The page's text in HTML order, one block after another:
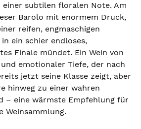
subtilen floralen Note. Am
Barolo mit enormem Druck,
reifen, engmaschigen
ein schier endloses,
Finale mündet. Ein Wein von
emotionaler Tiefe, der nach
jetzt seine Klasse zeigt, aber
hinweg zu einer wahren
– eine wärmste Empfehlung für
Weinsammlung.